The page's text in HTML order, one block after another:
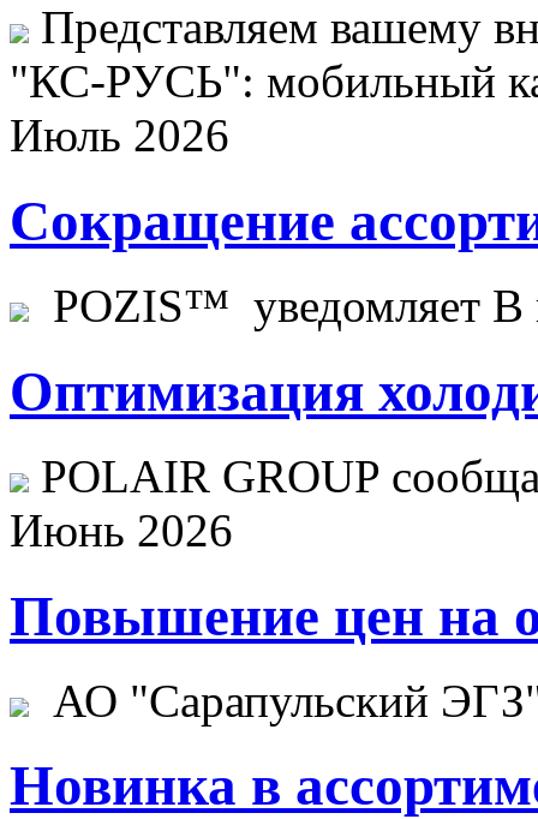
Представляем вашему
"КС-РУСЬ": мобильный
Июль 2026
Сокращение
POZIS™ уведомляет В
Оптимизация
POLAIR GROUP
Июнь 2026
Повышение цен на
АО "Сарапульский
Новинка в